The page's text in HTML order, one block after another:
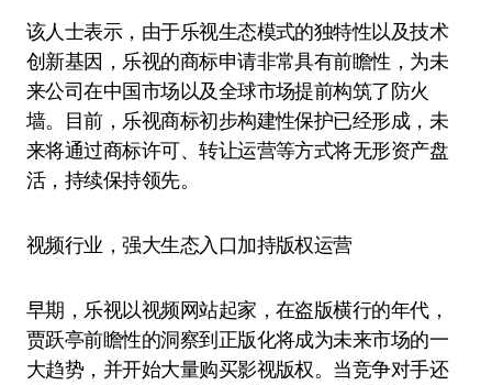
该人士表示，由于乐视生态模式的独特性以及技术
创新基因，乐视的商标申请非常具有前瞻性，为未
来公司在中国市场以及全球市场提前构筑了防火
墙。目前，乐视商标初步构建性保护已经形成，未
来将通过商标许可、转让运营等方式将无形资产盘
活，持续保持领先。
视频行业，强大生态入口加持版权运营
早期，乐视以视频网站起家，在盗版横行的年代，
贾跃亭前瞻性的洞察到正版化将成为未来市场的一
大趋势，并开始大量购买影视版权。当竞争对手还